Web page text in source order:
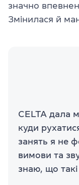
значно
Змінилася й
CELTA дала
куди
занять я не
вимови та
знаю, що такі